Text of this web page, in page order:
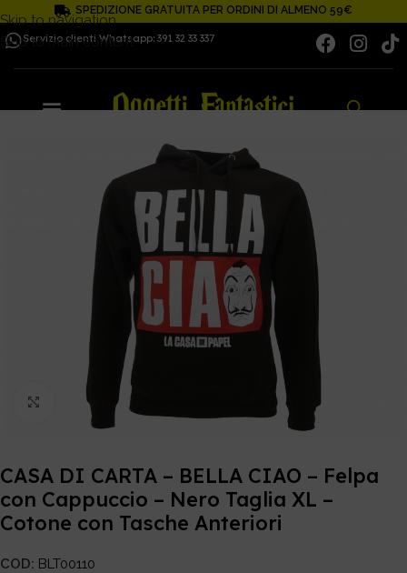
Skip to navigation
Skip to main content
SPEDIZIONE GRATUITA PER ORDINI DI ALMENO 59€
Servizio clienti Whatsapp: 391 32 33 337
Click to enlarge
CASA DI CARTA – BELLA CIAO – Felpa
con Cappuccio – Nero Taglia XL –
Cotone con Tasche Anteriori
COD: BLT00110